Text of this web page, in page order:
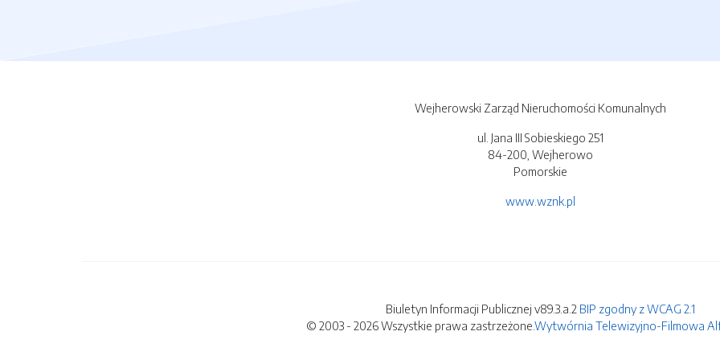
Wejherowski Zarząd Nieruchomości Komunalnych
ul. Jana III Sobieskiego 251
84-200, Wejherowo
Pomorskie
www.wznk.pl
Biuletyn Informacji Publicznej v89.3.a.2 BIP zgodny z WCAG 2.1
© 2003 - 2026 Wszystkie prawa zastrzeżone.Wytwórnia Telewizyjno-Filmowa